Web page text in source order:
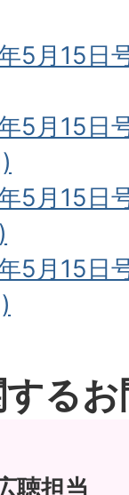
5月15日
5月15日
5月15日
5月15日
る
聴担当